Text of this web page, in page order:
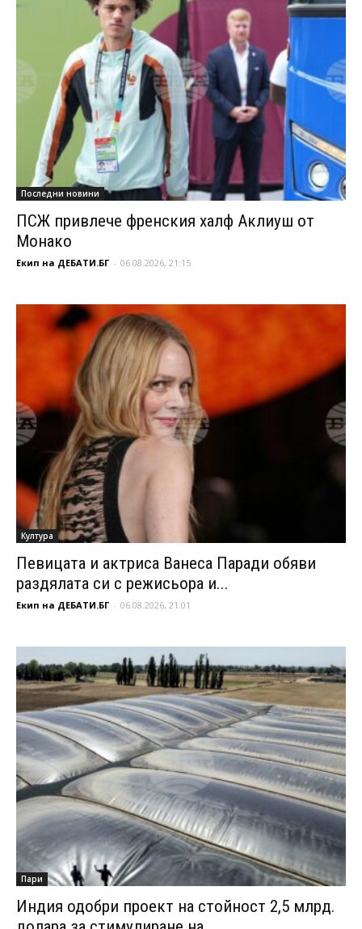
Последни новини
ПСЖ привлече френския халф Аклиуш от
Монако
Екип на ДЕБАТИ.БГ - 06.08.2026, 21:15
Култура
Певицата и актриса Ванеса Паради обяви
раздялата си с режисьора и...
Екип на ДЕБАТИ.БГ - 06.08.2026, 21:01
Пари
Индия одобри проект на стойност 2,5 млрд.